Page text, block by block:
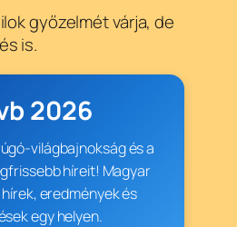
győzelmét várja, de
is.
2026
világbajnokság és a
híreit! Magyar
eredmények és
egy helyen.